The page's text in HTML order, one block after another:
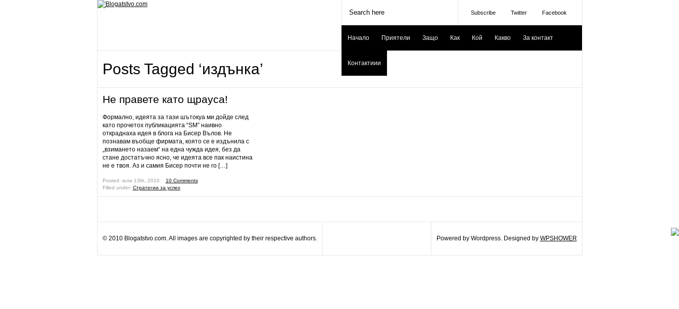
Subscribe Twitter Facebook
Начало Приятели Защо Как Кой Какво За контакт
Контактиии
Posts Tagged ‘издънка’
Не правете като щрауса!
Формално, идеята за тази шътокуа ми дойде след
като прочетох публикацията “SM” наивно
откраднаха идея в блога на Бисер Вълов. Не
познавам въобще фирмата, която се е издънила с
„взимането назаем“ на една чужда идея, без да
стане достатъчно ясно, че идеята все пак наистина
не е твоя. Аз и самия Бисер почти не го […]
Posted: юли 13th, 2010 ˑ
10 Comments
Filled under: Стратегии за успех
© 2010 Blogatstvo.com. All images are copyrighted by their respective authors. Powered by Wordpress. Designed by WPSHOWER